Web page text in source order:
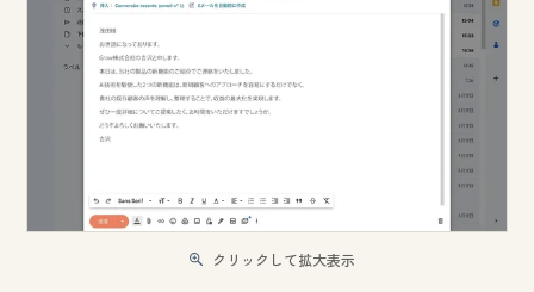
クリックして拡大表示